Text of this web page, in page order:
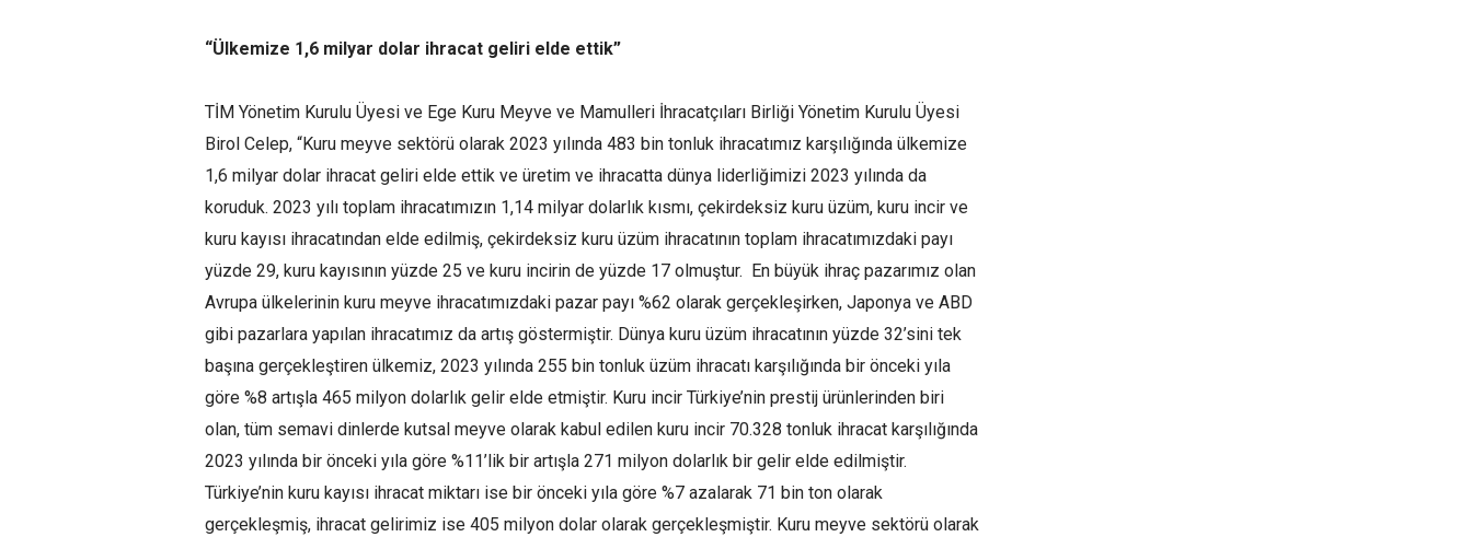
“Ülkemize 1,6 milyar dolar ihracat geliri elde ettik”
TİM Yönetim Kurulu Üyesi ve Ege Kuru Meyve ve Mamulleri İhracatçıları Birliği Yönetim Kurulu Üyesi
Birol Celep, “Kuru meyve sektörü olarak 2023 yılında 483 bin tonluk ihracatımız karşılığında ülkemize
1,6 milyar dolar ihracat geliri elde ettik ve üretim ve ihracatta dünya liderliğimizi 2023 yılında da
koruduk. 2023 yılı toplam ihracatımızın 1,14 milyar dolarlık kısmı, çekirdeksiz kuru üzüm, kuru incir ve
kuru kayısı ihracatından elde edilmiş, çekirdeksiz kuru üzüm ihracatının toplam ihracatımızdaki payı
yüzde 29, kuru kayısının yüzde 25 ve kuru incirin de yüzde 17 olmuştur. En büyük ihraç pazarımız olan
Avrupa ülkelerinin kuru meyve ihracatımızdaki pazar payı %62 olarak gerçekleşirken, Japonya ve ABD
gibi pazarlara yapılan ihracatımız da artış göstermiştir. Dünya kuru üzüm ihracatının yüzde 32’sini tek
başına gerçekleştiren ülkemiz, 2023 yılında 255 bin tonluk üzüm ihracatı karşılığında bir önceki yıla
göre %8 artışla 465 milyon dolarlık gelir elde etmiştir. Kuru incir Türkiye’nin prestij ürünlerinden biri
olan, tüm semavi dinlerde kutsal meyve olarak kabul edilen kuru incir 70.328 tonluk ihracat karşılığında
2023 yılında bir önceki yıla göre %11’lik bir artışla 271 milyon dolarlık bir gelir elde edilmiştir.
Türkiye’nin kuru kayısı ihracat miktarı ise bir önceki yıla göre %7 azalarak 71 bin ton olarak
gerçekleşmiş, ihracat gelirimiz ise 405 milyon dolar olarak gerçekleşmiştir. Kuru meyve sektörü olarak